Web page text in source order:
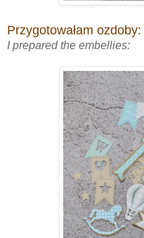
Przygotowałam ozdoby:
I prepared the embellies: